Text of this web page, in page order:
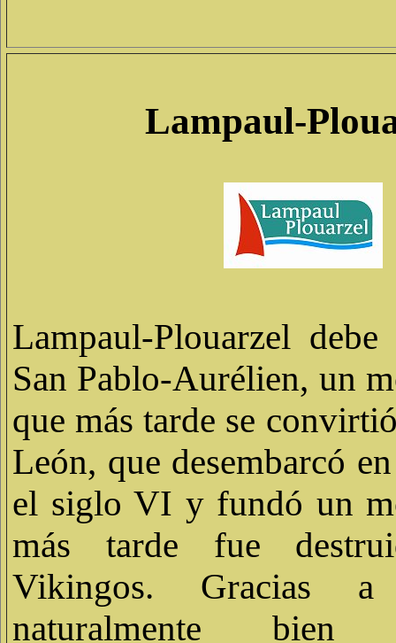
Lampaul-
Lampaul-Plouarzel
San Pablo-Aurélien, un
que más tarde se
León, que desembarcó
el siglo VI y fundó un
más tarde fue
Vikingos. Gracias
naturalmente bien